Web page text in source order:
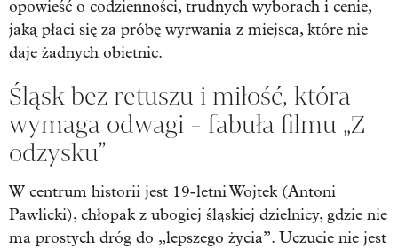
opowieść o codzienności, trudnych wyborach i cenie,
jaką płaci się za próbę wyrwania z miejsca, które nie
daje żadnych obietnic.
Śląsk bez retuszu i miłość, która
wymaga odwagi - fabuła filmu „Z
odzysku”
W centrum historii jest 19-letni Wojtek (Antoni
Pawlicki), chłopak z ubogiej śląskiej dzielnicy, gdzie nie
ma prostych dróg do „lepszego życia”. Uczucie nie jest